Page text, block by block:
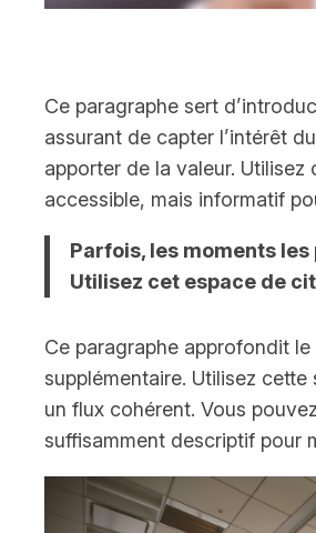
Ce paragraphe sert
assurant de capter l’intérêt
apporter de la valeur.
accessible, mais informatif
Parfois, les moments
Utilisez cet espace de
Ce paragraphe approfondit
supplémentaire. Utilisez
un flux cohérent. Vous
suffisamment descriptif pour